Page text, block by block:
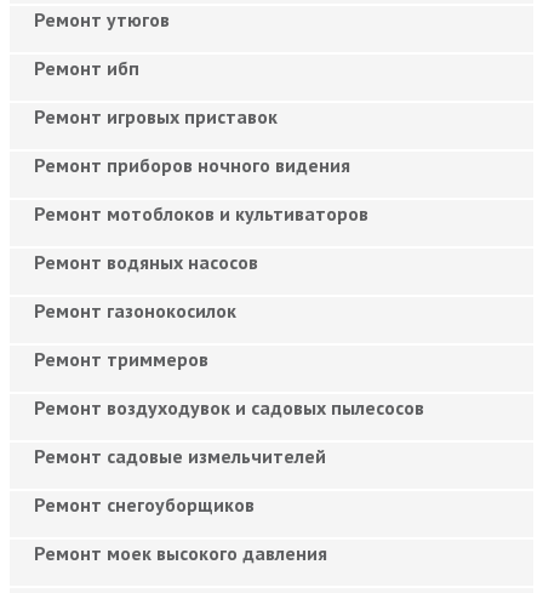
Ремонт утюгов
Ремонт ибп
Ремонт игровых приставок
Ремонт приборов ночного видения
Ремонт мотоблоков и культиваторов
Ремонт водяных насосов
Ремонт газонокосилок
Ремонт триммеров
Ремонт воздуходувок и садовых пылесосов
Ремонт садовые измельчителей
Ремонт снегоуборщиков
Ремонт моек высокого давления